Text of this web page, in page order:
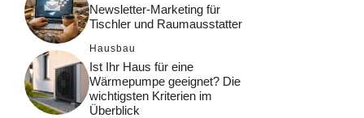
Newsletter-Marketing für
Tischler und Raumausstatter
Hausbau
Ist Ihr Haus für eine
Wärmepumpe geeignet? Die
wichtigsten Kriterien im
Überblick